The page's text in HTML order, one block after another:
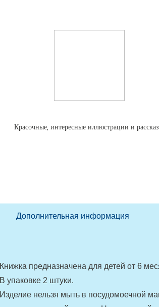
Красочные, интересные иллюстрации и
Дополнительная информация
Книжка предназначена для детей от 6
В упаковке 2 штуки.
Изделие нельзя мыть в посудомоечной